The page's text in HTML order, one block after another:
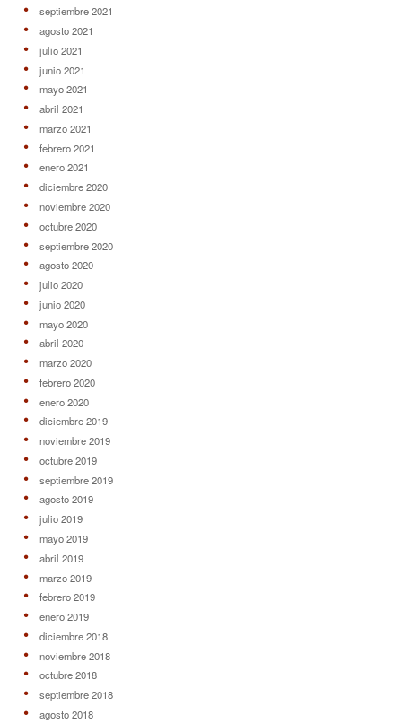
septiembre 2021
agosto 2021
julio 2021
junio 2021
mayo 2021
abril 2021
marzo 2021
febrero 2021
enero 2021
diciembre 2020
noviembre 2020
octubre 2020
septiembre 2020
agosto 2020
julio 2020
junio 2020
mayo 2020
abril 2020
marzo 2020
febrero 2020
enero 2020
diciembre 2019
noviembre 2019
octubre 2019
septiembre 2019
agosto 2019
julio 2019
mayo 2019
abril 2019
marzo 2019
febrero 2019
enero 2019
diciembre 2018
noviembre 2018
octubre 2018
septiembre 2018
agosto 2018